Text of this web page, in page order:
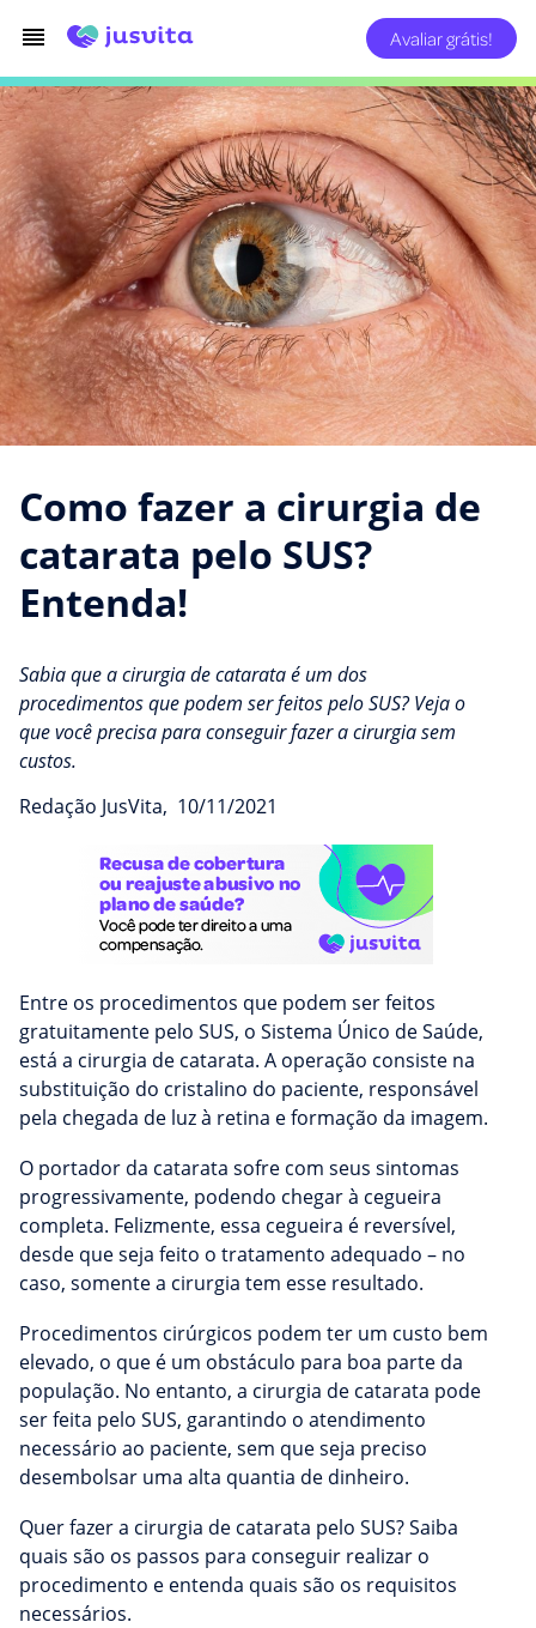
Avaliar grátis!
Como fazer a cirurgia de
catarata pelo SUS?
Entenda!
Sabia que a cirurgia de catarata é um dos
procedimentos que podem ser feitos pelo SUS? Veja o
que você precisa para conseguir fazer a cirurgia sem
custos.
Redação JusVita, 10/11/2021
Entre os procedimentos que podem ser feitos
gratuitamente pelo SUS, o Sistema Único de Saúde,
está a cirurgia de catarata. A operação consiste na
substituição do cristalino do paciente, responsável
pela chegada de luz à retina e formação da imagem.
O portador da catarata sofre com seus sintomas
progressivamente, podendo chegar à cegueira
completa. Felizmente, essa cegueira é reversível,
desde que seja feito o tratamento adequado – no
caso, somente a cirurgia tem esse resultado.
Procedimentos cirúrgicos podem ter um custo bem
elevado, o que é um obstáculo para boa parte da
população. No entanto, a cirurgia de catarata pode
ser feita pelo SUS, garantindo o atendimento
necessário ao paciente, sem que seja preciso
desembolsar uma alta quantia de dinheiro.
Quer fazer a cirurgia de catarata pelo SUS? Saiba
quais são os passos para conseguir realizar o
procedimento e entenda quais são os requisitos
necessários.